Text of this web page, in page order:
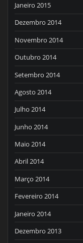
Janeiro 2015
Dezembro 2014
Novembro 2014
Outubro 2014
Setembro 2014
Agosto 2014
Julho 2014
Junho 2014
Maio 2014
Abril 2014
Março 2014
Fevereiro 2014
Janeiro 2014
Dezembro 2013